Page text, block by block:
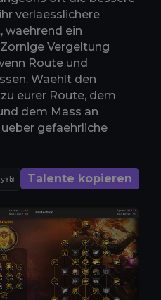
verlaesslichere
waehrend ein
Vergeltung
Route und
Waehlt den
eurer Route, dem
dem Mass an
gefaehrliche
Talente kopieren